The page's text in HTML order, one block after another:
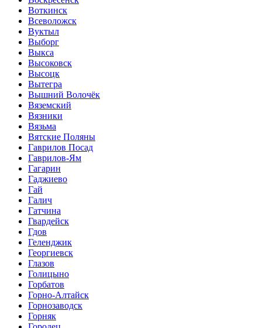
Воткинск
Всеволожск
Вуктыл
Выборг
Выкса
Высоковск
Высоцк
Вытегра
Вышний Волочёк
Вяземский
Вязники
Вязьма
Вятские Поляны
Гаврилов Посад
Гаврилов-Ям
Гагарин
Гаджиево
Гай
Галич
Гатчина
Гвардейск
Гдов
Геленджик
Георгиевск
Глазов
Голицыно
Горбатов
Горно-Алтайск
Горнозаводск
Горняк